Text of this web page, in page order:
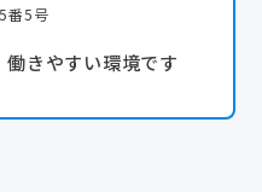
番5号
きやすい環境です